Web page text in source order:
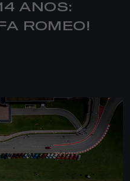
ANOS:
ROMEO!